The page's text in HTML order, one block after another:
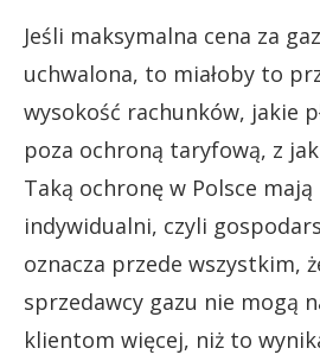
Jeśli maksymalna cena za
uchwalona, to miałoby to
wysokość rachunków, jakie
poza ochroną taryfową, z
Taką ochronę w Polsce
indywidualni, czyli
oznacza przede wszystkim,
sprzedawcy gazu nie mogą
klientom więcej, niż to